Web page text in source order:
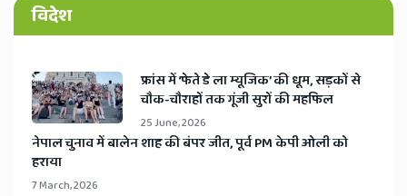
विदेश
​फ्रांस में ‘फेते डे ला म्यूजिक’ की धूम, सड़कों से
चौक-चौराहों तक गूंजी सुरों की महफिल
25 June, 2026
​नेपाल चुनाव में बालेन शाह की बंपर जीत, पूर्व PM केपी ओली को
हराया
7 March, 2026